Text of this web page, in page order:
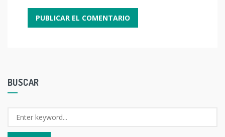
BUSCAR